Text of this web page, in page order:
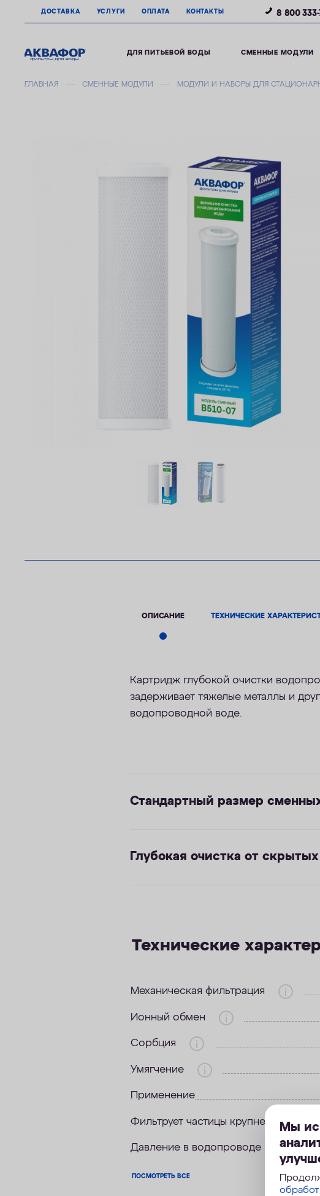
ДОСТАВКА УСЛУГИ ОПЛАТА КОНТАКТЫ 8 800 333-
ДЛЯ ПИТЬЕВОЙ ВОДЫ СМЕННЫЕ МОДУЛИ
ГЛАВНАЯ СМЕННЫЕ МОДУЛИ МОДУЛИ И НАБОРЫ ДЛЯ
ОПИСАНИЕ ТЕХНИЧЕСКИЕ
Картридж глубокой очистки
задерживает тяжелые металлы и
водопроводной воде.
Стандартный размер
Глубокая очистка от скрытых
Технические
Механическая фильтрация
Ионный обмен
Сорбция
Умягчение
Применение
Фильтрует частицы крупнее, мкм
Давление в водопроводе не более,
ПОСМОТРЕТЬ ВСЕ
Мы